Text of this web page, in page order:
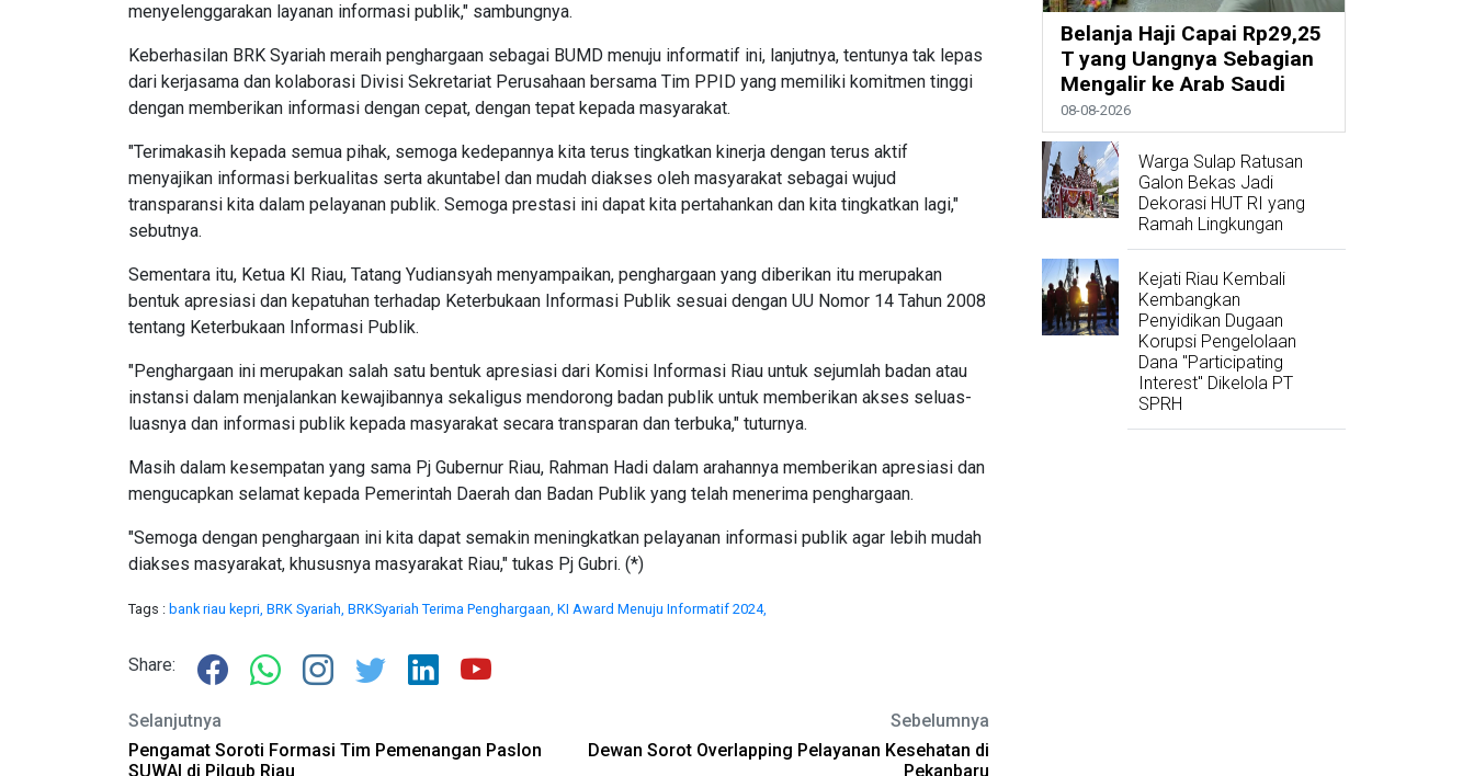
menyelenggarakan layanan informasi publik," sambungnya.
Keberhasilan BRK Syariah meraih penghargaan sebagai BUMD menuju informatif ini, lanjutnya, tentunya tak lepas
dari kerjasama dan kolaborasi Divisi Sekretariat Perusahaan bersama Tim PPID yang memiliki komitmen tinggi
dengan memberikan informasi dengan cepat, dengan tepat kepada masyarakat.
"Terimakasih kepada semua pihak, semoga kedepannya kita terus tingkatkan kinerja dengan terus aktif
menyajikan informasi berkualitas serta akuntabel dan mudah diakses oleh masyarakat sebagai wujud
transparansi kita dalam pelayanan publik. Semoga prestasi ini dapat kita pertahankan dan kita tingkatkan lagi,"
sebutnya.
Sementara itu, Ketua KI Riau, Tatang Yudiansyah menyampaikan, penghargaan yang diberikan itu merupakan
bentuk apresiasi dan kepatuhan terhadap Keterbukaan Informasi Publik sesuai dengan UU Nomor 14 Tahun 2008
tentang Keterbukaan Informasi Publik.
"Penghargaan ini merupakan salah satu bentuk apresiasi dari Komisi Informasi Riau untuk sejumlah badan atau
instansi dalam menjalankan kewajibannya sekaligus mendorong badan publik untuk memberikan akses seluas-
luasnya dan informasi publik kepada masyarakat secara transparan dan terbuka," tuturnya.
Masih dalam kesempatan yang sama Pj Gubernur Riau, Rahman Hadi dalam arahannya memberikan apresiasi dan
mengucapkan selamat kepada Pemerintah Daerah dan Badan Publik yang telah menerima penghargaan.
"Semoga dengan penghargaan ini kita dapat semakin meningkatkan pelayanan informasi publik agar lebih mudah
diakses masyarakat, khususnya masyarakat Riau," tukas Pj Gubri. (*)
Tags : bank riau kepri, BRK Syariah, BRKSyariah Terima Penghargaan, KI Award Menuju Informatif 2024,
Share:
Selanjutnya
Pengamat Soroti Formasi Tim Pemenangan Paslon
SUWAI di Pilgub Riau
Sebelumnya
Dewan Sorot Overlapping Pelayanan Kesehatan di
Pekanbaru
Belanja Haji Capai Rp29,25
T yang Uangnya Sebagian
Mengalir ke Arab Saudi
08-08-2026
Warga Sulap Ratusan
Galon Bekas Jadi
Dekorasi HUT RI yang
Ramah Lingkungan
Kejati Riau Kembali
Kembangkan
Penyidikan Dugaan
Korupsi Pengelolaan
Dana "Participating
Interest" Dikelola PT
SPRH